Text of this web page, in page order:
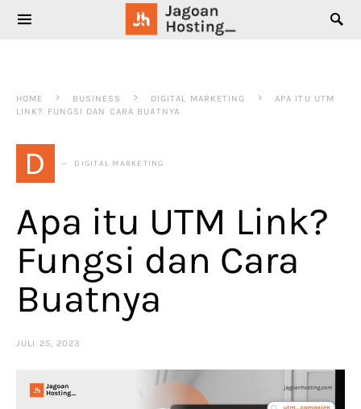
SEARCH FOR:
HOME BUSINESS DIGITAL MARKETING
APA ITU UTM
LINK? FUNGSI DAN CARA BUATNYA
D DIGITAL MARKETING
Apa itu UTM Link?
Fungsi dan Cara
Buatnya
JULI 25, 2023